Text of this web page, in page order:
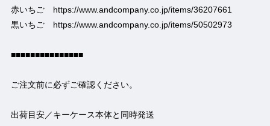
赤いちご https://www.andcompany.co.jp/items/36207661
黒いちご https://www.andcompany.co.jp/items/50502973
■■■■■■■■■■■■■■■
ご注文前に必ずご確認ください。
出荷目安／キーケース本体と同時発送